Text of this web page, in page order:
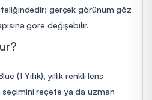
gerçek görünüm göz
göre değişebilir.
(1 Yıllık), yıllık renkli lens
reçete ya da uzman